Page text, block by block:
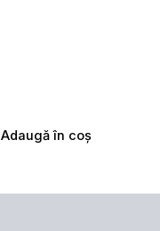
Adaugă în coş